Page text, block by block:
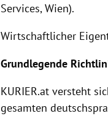
Services, Wien).
Wirtschaftlicher
Grundlegende
KURIER.at versteht
gesamten